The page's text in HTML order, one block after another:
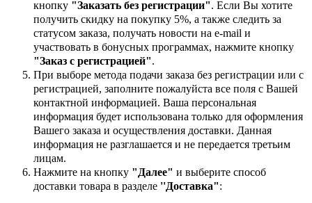
кнопку "Заказать без регистрации". Если Вы хотите
получить скидку на покупку 5%, а также следить за
статусом заказа, получать новости на e-mail и
участвовать в бонусных программах, нажмите кнопку
"Заказ с регистрацией".
При выборе метода подачи заказа без регистрации или с
регистрацией, заполните пожалуйста все поля с Вашей
контактной информацией. Ваша персональная
информация будет использована только для оформления
Вашего заказа и осуществления доставки. Данная
информация не разглашается и не передается третьим
лицам.
Нажмите на кнопку "Далее" и выберите способ
доставки товара в разделе ''Доставка":